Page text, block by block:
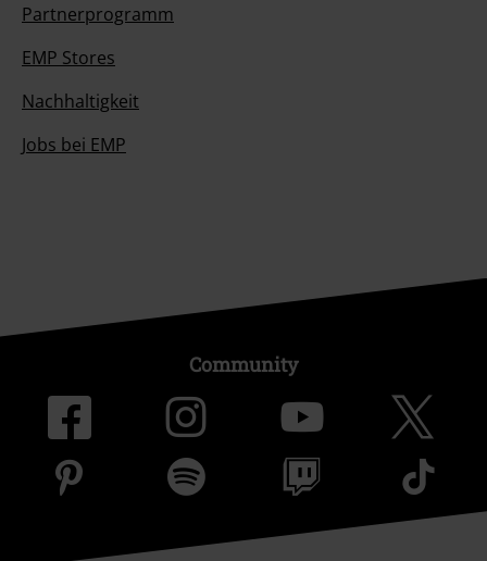
Partnerprogramm
EMP Stores
Nachhaltigkeit
Jobs bei EMP
Community